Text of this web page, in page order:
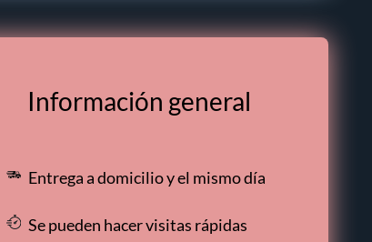
Información general
Entrega a domicilio y el mismo día
Se pueden hacer visitas rápidas